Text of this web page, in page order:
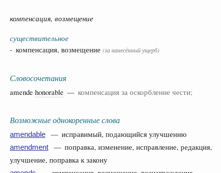
компенсация, возмещение
существительное
- компенсация, возмещение (за нанесённый ущерб)
Словосочетания
amende honorable — компенсация за оскорбление чести;
Возможные однокоренные слова
amendable — исправимый, подающийся улучшению
amendment
— поправка, изменение, исправление, редакция,
улучшение, поправка к закону